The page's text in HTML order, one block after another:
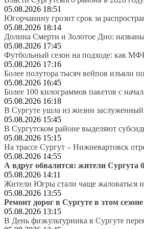
05.08.2026 18:51
Югорчанину грозит срок за
05.08.2026 18:14
Долина Смерти и Золотое Дно:
05.08.2026 17:45
Футбольный сезон на подходе: как
05.08.2026 17:16
Более полутора тысяч вейпов изъяли
05.08.2026 16:45
Более 100 килограммов пакетов с
05.08.2026 16:18
В Сургуте ушла из жизни
05.08.2026 15:45
В Сургутском районе выделяют
05.08.2026 15:15
На трассе Сургут – Нижневартовск
05.08.2026 14:55
А вдруг обвалится: жители Сургута
05.08.2026 14:11
Жители Югры стали чаще жаловаться
05.08.2026 13:55
Ремонт дорог в Сургуте в этом
05.08.2026 13:15
В День физкультурника в Сургуте